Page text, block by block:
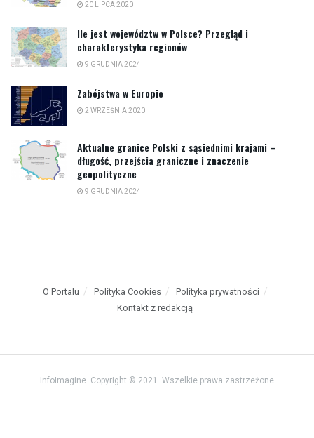
20 LIPCA 2020
Ile jest województw w Polsce? Przegląd i
charakterystyka regionów
9 GRUDNIA 2024
Zabójstwa w Europie
2 WRZEŚNIA 2020
Aktualne granice Polski z sąsiednimi krajami –
długość, przejścia graniczne i znaczenie
geopolityczne
9 GRUDNIA 2024
O Portalu Polityka Cookies
Polityka prywatności
Kontakt z redakcją
InfoImagine. Copyright © 2021. Wszelkie prawa zastrzeżone